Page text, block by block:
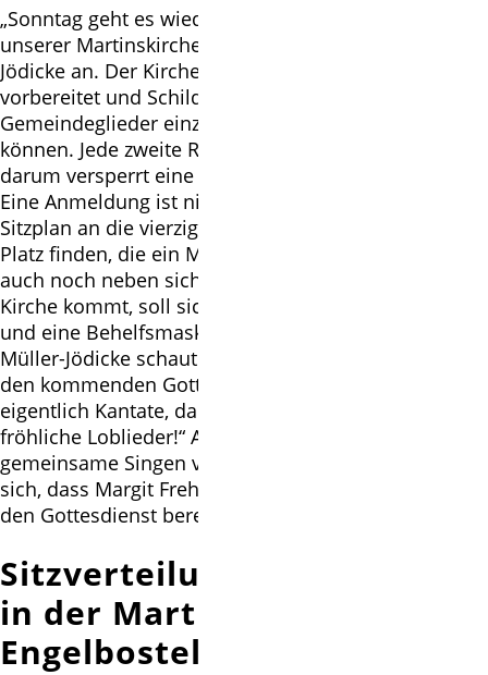
„Sonntag geht es wieder los mit Gottesdiensten in
unserer Martinskirche“, kündigt Pastor Rainer Müller-
Jödicke an. Der Kirchenvorstand hat die Kirche dafür
vorbereitet und Schilder auf die Plätze gehängt, wo
Gemeindeglieder einzeln oder als Paar Platz nehmen
können. Jede zweite Reihe soll freigehalten werden,
darum versperrt eine Kordel den Weg.
Eine Anmeldung ist nicht erforderlich, weil laut
Sitzplan an die vierzig Einzelbesucher in der Kirche
Platz finden, die ein Mitglied des einen Haushaltes
auch noch neben sich setzen könnten. Wer in die
Kirche kommt, soll sich seine Hände desinfizieren
und eine Behelfsmaske tragen.
Müller-Jödicke schaut mit gemischten Gefühlen auf
den kommenden Gottesdienst: „Es ist doch
eigentlich Kantate, da singen wir immer so gerne
fröhliche Loblieder!“ Aber weil nun auf das
gemeinsame Singen verzichtet werden soll, freue er
sich, dass Margit Frehrking mit einigen Solostücken
den Gottesdienst bereichern wird.
Sitzverteilung mit Abstand
in der Martinskirche
Engelbostel